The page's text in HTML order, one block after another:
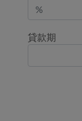
貸款期